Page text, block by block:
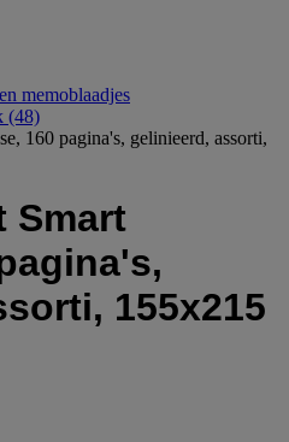
memoblaadjes
(48)
160 pagina's, gelinieerd, assorti,
Smart
155x215